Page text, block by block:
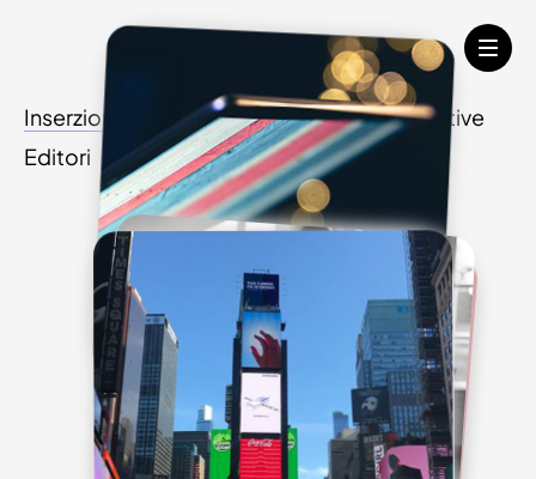
Inserzionisti Agenzie Media Agenzie Creative
Editori